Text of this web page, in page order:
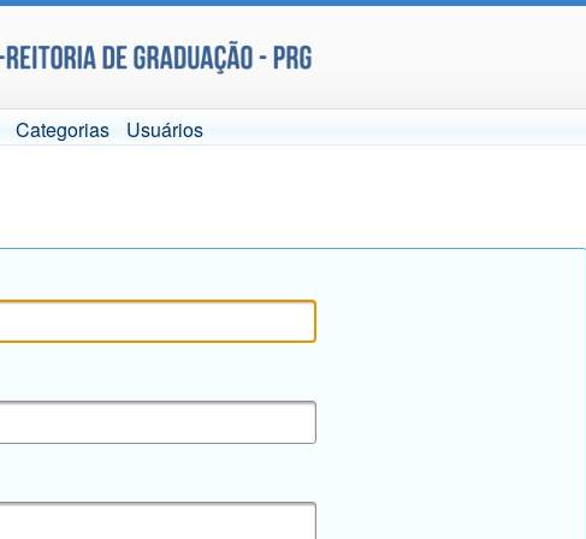
Categorias Usuários